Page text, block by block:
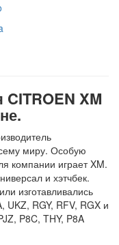
XM
миру. Особую
компании играет XM.
и хэтчбек.
изготавливались
RGY, RFV, RGX и
P8C, THY, P8A